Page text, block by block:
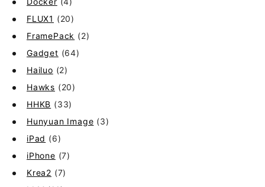
FLUX1 (20)
FramePack (2)
Gadget (64)
Hailuo (2)
Hawks (20)
HHKB (33)
Hunyuan Image (3)
iPad (6)
iPhone (7)
Krea2 (7)